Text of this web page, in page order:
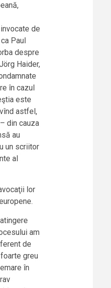
de
Paul
despre
Haider,
în cazul
este
astfel,
din cauza
au
un scriitor
al
lor
am
de
greu
în